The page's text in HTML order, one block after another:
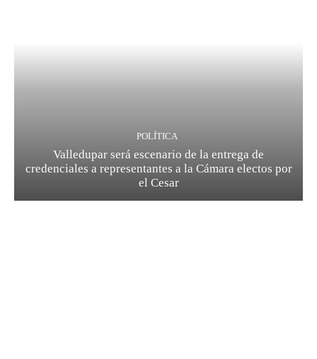
POLÍTICA
Valledupar será escenario de la entrega de
credenciales a representantes a la Cámara electos por
el Cesar